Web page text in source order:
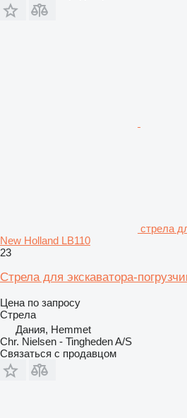
стрела
New Holland LB110
23
Стрела для экскаватора-
Цена по запросу
Стрела
Дания, Hemmet
Chr. Nielsen - Tingheden A/S
Связаться с продавцом